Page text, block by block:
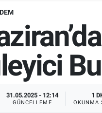
31.05.2025 - 12:14
GÜNCELLEME
1
OKUNMA